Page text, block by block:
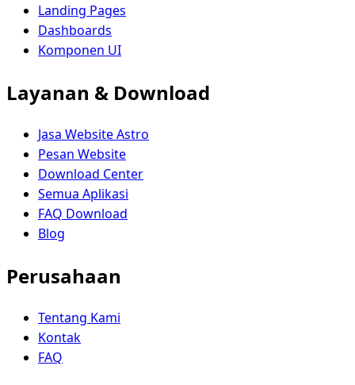
Landing Pages
Dashboards
Komponen UI
Layanan & Download
Jasa Website Astro
Pesan Website
Download Center
Semua Aplikasi
FAQ Download
Blog
Perusahaan
Tentang Kami
Kontak
FAQ